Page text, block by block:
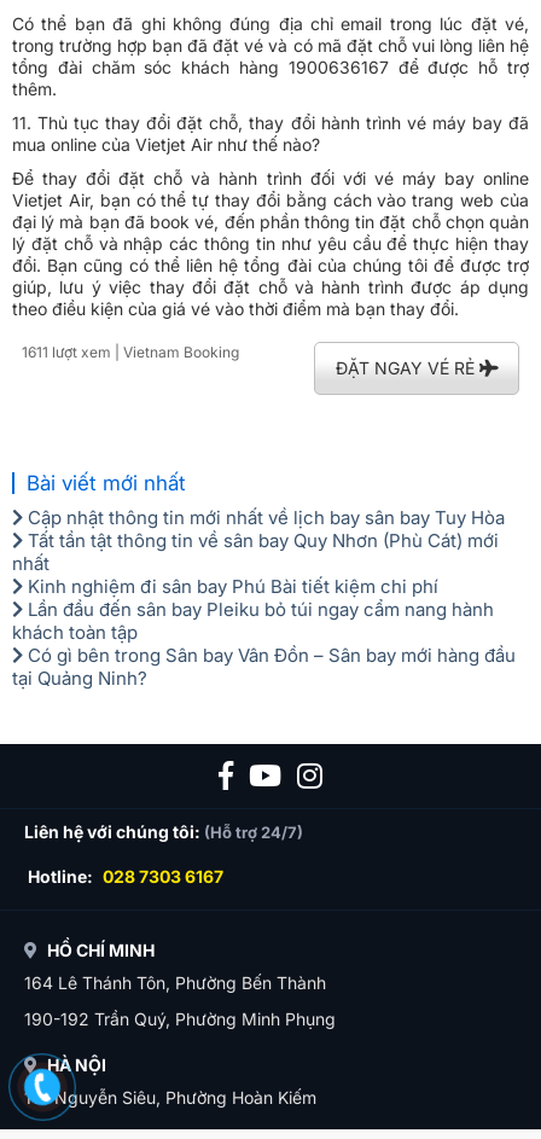
Có thể bạn đã ghi không đúng địa chỉ email trong lúc đặt vé,
trong trường hợp bạn đã đặt vé và có mã đặt chỗ vui lòng liên hệ
tổng đài chăm sóc khách hàng 1900636167 để được hỗ trợ
thêm.
11. Thủ tục thay đổi đặt chỗ, thay đổi hành trình vé máy bay đã
mua online của Vietjet Air như thế nào?
Để thay đổi đặt chỗ và hành trình đối với vé máy bay online
Vietjet Air, bạn có thể tự thay đổi bằng cách vào trang web của
đại lý mà bạn đã book vé, đến phần thông tin đặt chỗ chọn quản
lý đặt chỗ và nhập các thông tin như yêu cầu để thực hiện thay
đổi. Bạn cũng có thể liên hệ tổng đài của chúng tôi để được trợ
giúp, lưu ý việc thay đổi đặt chỗ và hành trình được áp dụng
theo điều kiện của giá vé vào thời điểm mà bạn thay đổi.
1611 lượt xem | Vietnam Booking
ĐẶT NGAY VÉ RẺ
Bài viết mới nhất
Cập nhật thông tin mới nhất về lịch bay sân bay Tuy Hòa
Tất tần tật thông tin về sân bay Quy Nhơn (Phù Cát) mới
nhất
Kinh nghiệm đi sân bay Phú Bài tiết kiệm chi phí
Lần đầu đến sân bay Pleiku bỏ túi ngay cẩm nang hành
khách toàn tập
Có gì bên trong Sân bay Vân Đồn – Sân bay mới hàng đầu
tại Quảng Ninh?
Liên hệ với chúng tôi: (Hỗ trợ 24/7)
Hotline: 028 7303 6167
HỒ CHÍ MINH
164 Lê Thánh Tôn, Phường Bến Thành
190-192 Trần Quý, Phường Minh Phụng
HÀ NỘI
11B Nguyễn Siêu, Phường Hoàn Kiếm